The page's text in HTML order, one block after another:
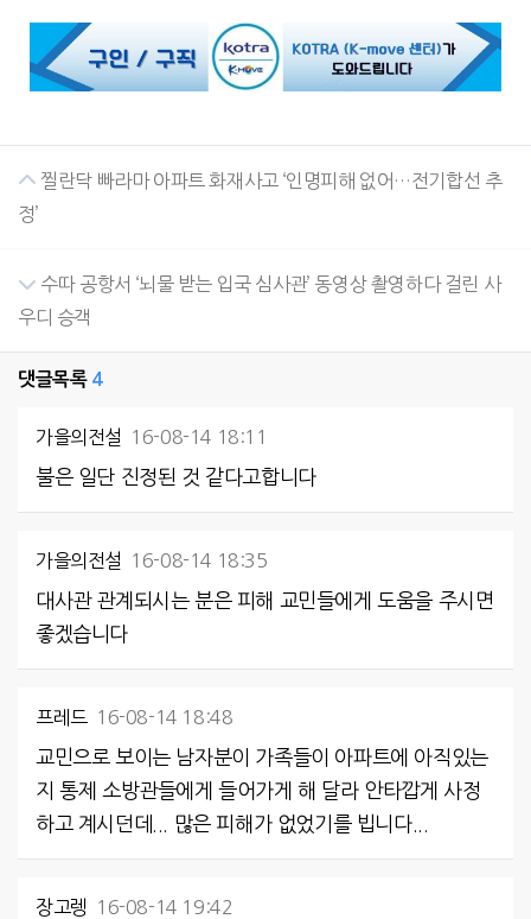
찔란닥 빠라마 아파트 화재사고 ‘인명피해 없어…전기합선 추
정’
수따 공항서 ‘뇌물 받는 입국 심사관’ 동영상 촬영하다 걸린 사
우디 승객
댓글목록 4
가을의전설 16-08-14 18:11
불은 일단 진정된 것 같다고합니다
가을의전설 16-08-14 18:35
대사관 관계되시는 분은 피해 교민들에게 도움을 주시면
좋겠습니다
프레드 16-08-14 18:48
교민으로 보이는 남자분이 가족들이 아파트에 아직있는
지 통제 소방관들에게 들어가게 해 달라 안타깝게 사정
하고 계시던데... 많은 피해가 없었기를 빕니다...
장고렝 16-08-14 19:42